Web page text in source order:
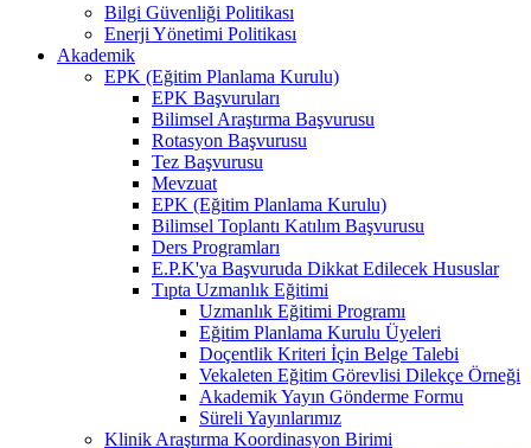
Bilgi Güvenliği Politikası
Enerji Yönetimi Politikası
Akademik
EPK (Eğitim Planlama Kurulu)
EPK Başvuruları
Bilimsel Araştırma Başvurusu
Rotasyon Başvurusu
Tez Başvurusu
Mevzuat
EPK (Eğitim Planlama Kurulu)
Bilimsel Toplantı Katılım Başvurusu
Ders Programları
E.P.K'ya Başvuruda Dikkat Edilecek Hususlar
Tıpta Uzmanlık Eğitimi
Uzmanlık Eğitimi Programı
Eğitim Planlama Kurulu Üyeleri
Doçentlik Kriteri İçin Belge Talebi
Vekaleten Eğitim Görevlisi Dilekçe Örneği
Akademik Yayın Gönderme Formu
Süreli Yayınlarımız
Klinik Araştırma Koordinasyon Birimi